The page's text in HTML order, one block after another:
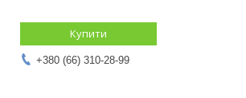
Купити
+380 (66) 310-28-99